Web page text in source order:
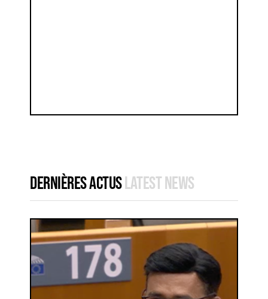
DERNIÈRES ACTUSLATEST NEWS